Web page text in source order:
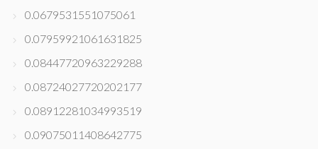
0.0679531551075061
0.07959921061631825
0.08447720963229288
0.08724027720202177
0.08912281034993519
0.09075011408642775